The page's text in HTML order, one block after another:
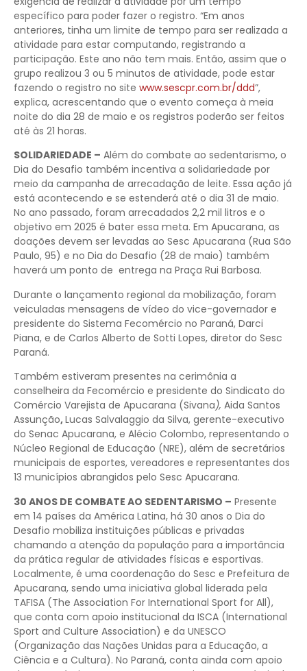
específico para poder fazer o registro. “Em anos
anteriores, tinha um limite de tempo para ser realizada a
atividade para estar computando, registrando a
participação. Este ano não tem mais. Então, assim que o
grupo realizou 3 ou 5 minutos de atividade, pode estar
fazendo o registro no site www.sescpr.com.br/ddd”,
explica, acrescentando que o evento começa à meia
noite do dia 28 de maio e os registros poderão ser feitos
até às 21 horas.
SOLIDARIEDADE – Além do combate ao sedentarismo, o
Dia do Desafio também incentiva a solidariedade por
meio da campanha de arrecadação de leite. Essa ação já
está acontecendo e se estenderá até o dia 31 de maio.
No ano passado, foram arrecadados 2,2 mil litros e o
objetivo em 2025 é bater essa meta. Em Apucarana, as
doações devem ser levadas ao Sesc Apucarana (Rua São
Paulo, 95) e no Dia do Desafio (28 de maio) também
haverá um ponto de entrega na Praça Rui Barbosa.
Durante o lançamento regional da mobilização, foram
veiculadas mensagens de vídeo do vice-governador e
presidente do Sistema Fecomércio no Paraná, Darci
Piana, e de Carlos Alberto de Sotti Lopes, diretor do Sesc
Paraná.
Também estiveram presentes na cerimônia a
conselheira da Fecomércio e presidente do Sindicato do
Comércio Varejista de Apucarana (Sivana), Aida Santos
Assunção,Lucas Salvalaggio da Silva, gerente-executivo
do Senac Apucarana, e Alécio Colombo, representando o
Núcleo Regional de Educação (NRE), além de secretários
municipais de esportes, vereadores e representantes dos
13 municípios abrangidos pelo Sesc Apucarana.
30 ANOS DE COMBATE AO SEDENTARISMO – Presente
em 14 países da América Latina, há 30 anos o Dia do
Desafio mobiliza instituições públicas e privadas
chamando a atenção da população para a importância
da prática regular de atividades físicas e esportivas.
Localmente, é uma coordenação do Sesc e Prefeitura de
Apucarana, sendo uma iniciativa global liderada pela
TAFISA (The Association For International Sport for All),
que conta com apoio institucional da ISCA (International
Sport and Culture Association) e da UNESCO
(Organização das Nações Unidas para a Educação, a
Ciência e a Cultura). No Paraná, conta ainda com apoio